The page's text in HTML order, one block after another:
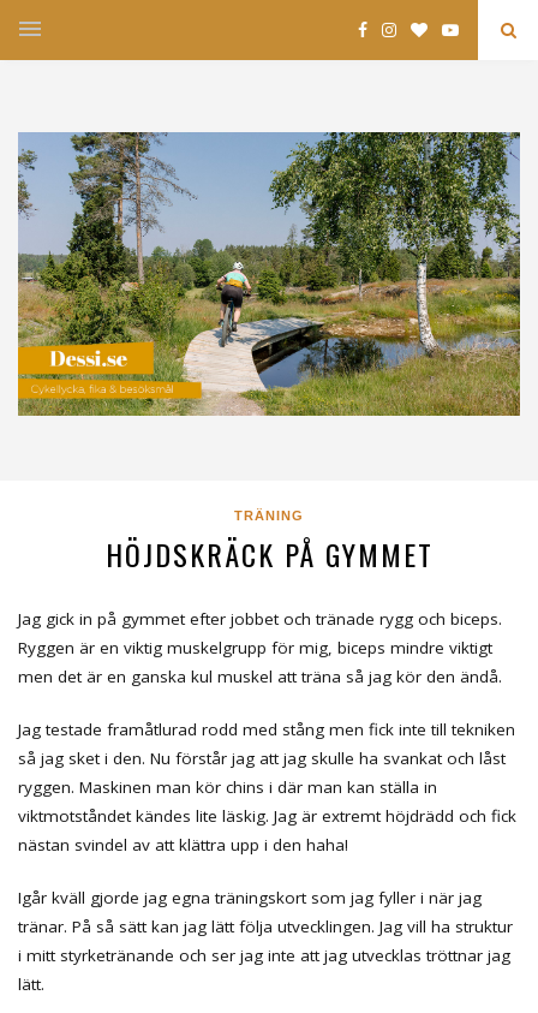
TRÄNING
HÖJDSKRÄCK PÅ GYMMET
Jag gick in på gymmet efter jobbet och tränade rygg och biceps.
Ryggen är en viktig muskelgrupp för mig, biceps mindre viktigt
men det är en ganska kul muskel att träna så jag kör den ändå.
Jag testade framåtlurad rodd med stång men fick inte till tekniken
så jag sket i den. Nu förstår jag att jag skulle ha svankat och låst
ryggen. Maskinen man kör chins i där man kan ställa in
viktmotståndet kändes lite läskig. Jag är extremt höjdrädd och fick
nästan svindel av att klättra upp i den haha!
Igår kväll gjorde jag egna träningskort som jag fyller i när jag
tränar. På så sätt kan jag lätt följa utvecklingen. Jag vill ha struktur
i mitt styrketränande och ser jag inte att jag utvecklas tröttnar jag
lätt.